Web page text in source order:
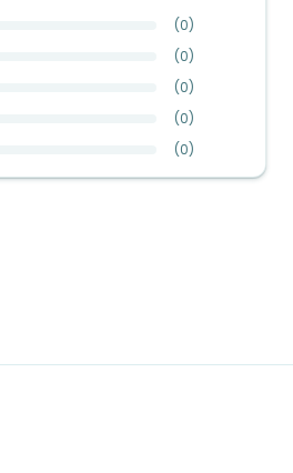
(0)
(0)
(0)
(0)
(0)